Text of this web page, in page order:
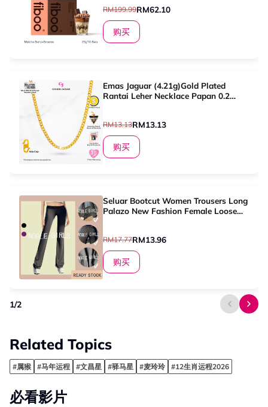
RM199.99RM62.10
购买
Emas Jaguar (4.21g)Gold Plated
Rantai Leher Necklace Papan 0.2
RM13.13RM13.13
购买
Seluar Bootcut Women Trousers Long
Palazo New Fashion Female Loose
RM17.77RM13.96
购买
1/2
Related Topics
#属猴 #马年运程 #文昌星 #驿马星 #麦玲玲 #12生肖运程2026
必看影片